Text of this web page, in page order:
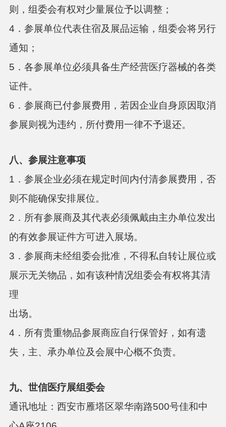
则，组委会有权对少量展位予以调整；
4．参展单位代表住宿及展品运输，组委会将另行
通知；
5．各参展单位必须具备生产经营医疗器械的各类
证件。
6．参展商已付参展费用，若因企业自身原因取消
参展则视为违约，所付费用一律不予退还。
八、 参展注意事项
1．参展企业必须在规定时间内付清参展费用，否
则不能确保安排展位。
2．所有参展商及其代表必须佩戴由主办单位发出
的有效参展证件方可进入展场。
3．参展商未经组委会批准，不得私自转让展位或
展示无关物品，如有该种情况组委会有权将其清
理
出场。
4．所有贵重物品参展商应自行保管好，如有遗
失，主、承办单位及会展中心概不负责。
九、世信医疗展组委会
通讯地址：西安市雁塔区翠华南路500号佳和中